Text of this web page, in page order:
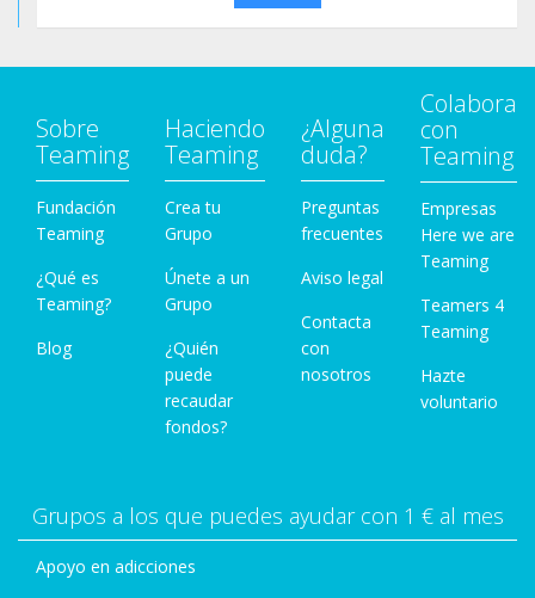
Sobre
Teaming
Fundación
Teaming
¿Qué es
Teaming?
Blog
Haciendo
Teaming
Crea tu
Grupo
Únete a un
Grupo
¿Quién
puede
recaudar
fondos?
¿Alguna
duda?
Preguntas
frecuentes
Aviso legal
Contacta
con
nosotros
Colabora
con
Teaming
Empresas
Here we are
Teaming
Teamers 4
Teaming
Hazte
voluntario
Grupos a los que puedes ayudar con 1 € al mes
Apoyo en adicciones